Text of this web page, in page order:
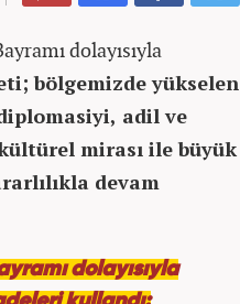
dolayısıyla
bölgemizde yükselen
adil ve
mirası ile büyük
devam
dolayısıyla